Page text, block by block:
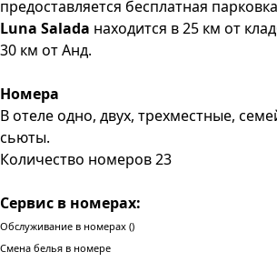
предоставляется бесплатная
Luna Salada находится в 25 км от
30 км от Анд.
Номера
В отеле одно, двух, трехместные,
сьюты.
Количество номеров 23
Сервис в номерах:
Обслуживание в номерах ()
Смена белья в номере